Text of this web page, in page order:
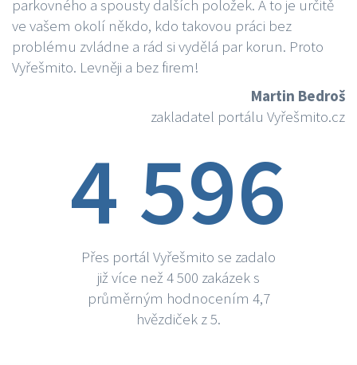
parkovného a spousty dalších položek. A to je určitě
ve vašem okolí někdo, kdo takovou práci bez
problému zvládne a rád si vydělá par korun. Proto
Vyřešmito. Levněji a bez firem!
Martin Bedroš
zakladatel portálu Vyřešmito.cz
4 596
Přes portál Vyřešmito se zadalo
již více než 4 500 zakázek s
průměrným hodnocením 4,7
hvězdiček z 5.